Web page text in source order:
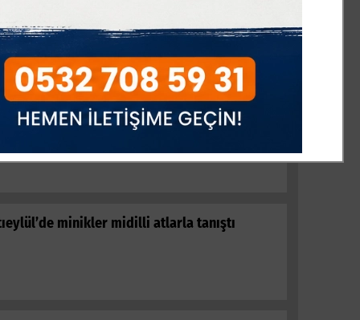
başında anıldı
1 haftadır bitmeyen kaldırım yapımı
minikler midilli atlarla tanıştı